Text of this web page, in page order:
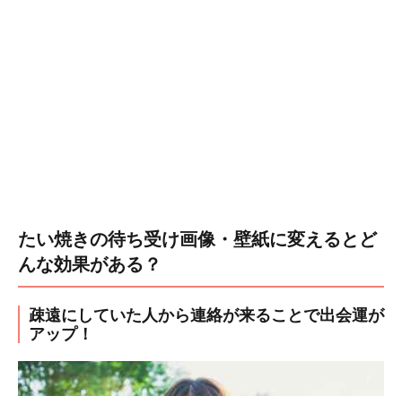
たい焼きの待ち受け画像・壁紙に変えるとど
んな効果がある？
疎遠にしていた人から連絡が来ることで出会運が
アップ！